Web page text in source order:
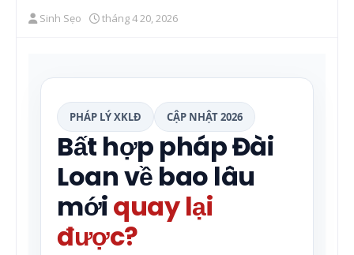
Sinh Sẹo tháng 4 20, 2026
PHÁP LÝ XKLĐ CẬP NHẬT 2026
Bất hợp pháp Đài
Loan về bao lâu
mớiquay lại
được?